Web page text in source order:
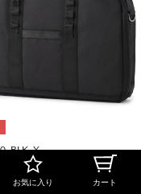
ッグ/ブラック
お気に入り カート